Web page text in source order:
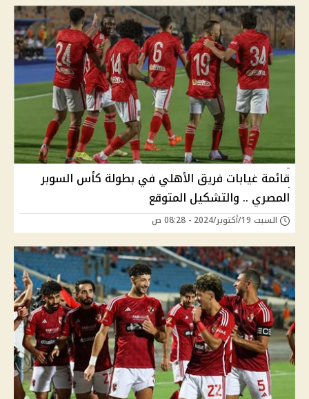
قائمة غيابات فريق الأهلي في بطولة كأس السوبر
المصري .. والتشكيل المتوقع
السبت 19/أكتوبر/2024 - 08:28 ص